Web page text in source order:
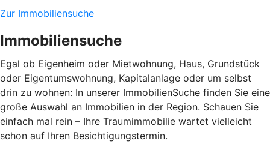
Zur Immobiliensuche
Immobiliensuche
Egal ob Eigenheim oder Mietwohnung, Haus, Grundstück
oder Eigentumswohnung, Kapitalanlage oder um selbst
drin zu wohnen: In unserer ImmobilienSuche finden Sie eine
große Auswahl an Immobilien in der Region. Schauen Sie
einfach mal rein – Ihre Traumimmobilie wartet vielleicht
schon auf Ihren Besichtigungstermin.